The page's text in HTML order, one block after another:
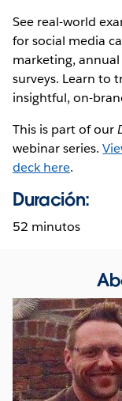
See real-world
for social media
marketing,
surveys. Learn to
insightful, on-
This is part of our
webinar series.
deck here.
Duración:
52 minutos